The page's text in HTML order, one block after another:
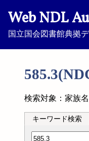
Web NDL
国立国会図書館典拠
検索対象：家族
キーワード検索
分類記号検索